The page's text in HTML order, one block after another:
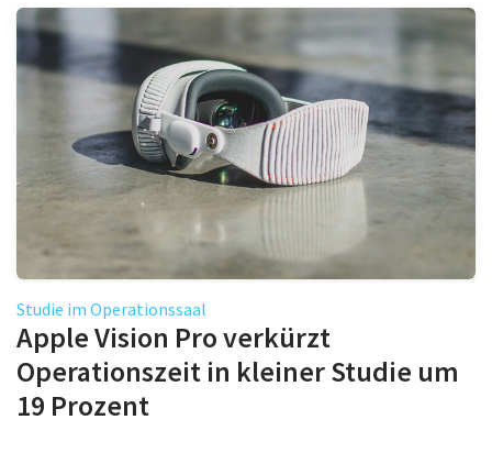
Studie im Operationssaal
Apple Vision Pro verkürzt
Operationszeit in kleiner Studie um
19 Prozent